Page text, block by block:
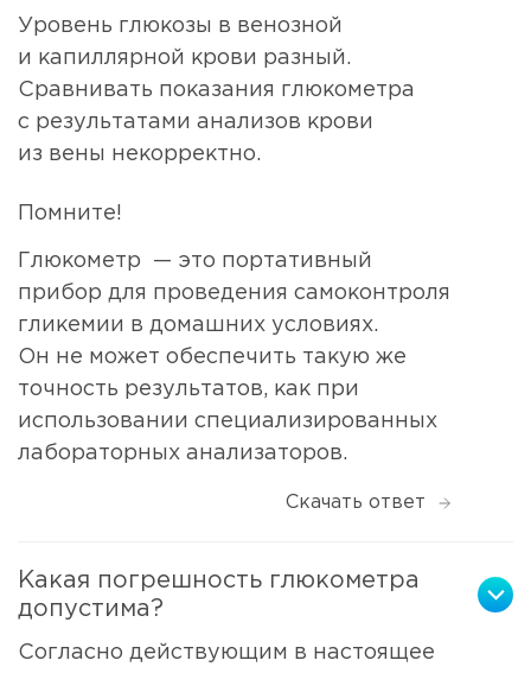
Уровень глюкозы в венозной
и капиллярной крови разный.
Сравнивать показания глюкометра
с результатами анализов крови
из вены некорректно.
Помните!
Глюкометр — это портативный
прибор для проведения самоконтроля
гликемии в домашних условиях.
Он не может обеспечить такую же
точность результатов, как при
использовании специализированных
лабораторных анализаторов.
Скачать ответ
Какая погрешность глюкометра
допустима?
Согласно действующим в настоящее